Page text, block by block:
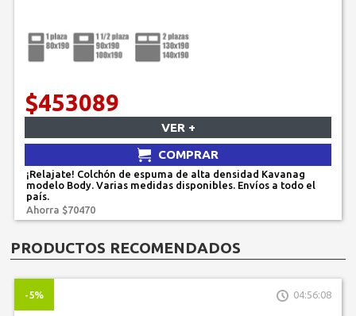
$453089
VER +
COMPRAR
¡Relajate! Colchón de espuma de alta densidad Kavanag
modelo Body. Varias medidas disponibles. Envíos a todo el
país.
Ahorra $70470
PRODUCTOS RECOMENDADOS
-5% 04:56:08